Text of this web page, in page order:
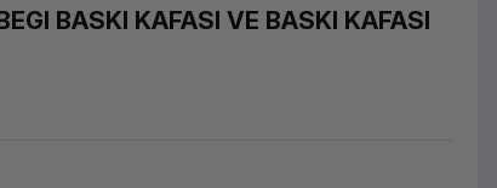
BASKI KAFASI VE BASKI KAFASI